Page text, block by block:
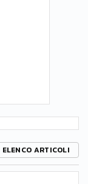
ELENCO ARTICOLI